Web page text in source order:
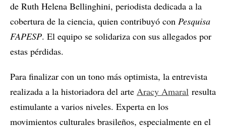
de Ruth Helena Bellinghini, periodista dedicada a la
cobertura de la ciencia, quien contribuyó con Pesquisa
FAPESP. El equipo se solidariza con sus allegados por
estas pérdidas.
Para finalizar con un tono más optimista, la entrevista
realizada a la historiadora del arte Aracy Amaral resulta
estimulante a varios niveles. Experta en los
movimientos culturales brasileños, especialmente en el